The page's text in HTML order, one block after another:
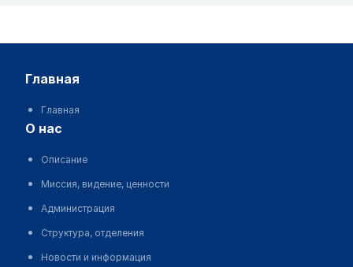
главная
Главная
о нас
Описание
Миссия, видение, ценности
Администрация
Структура, отделения
Новости и информация